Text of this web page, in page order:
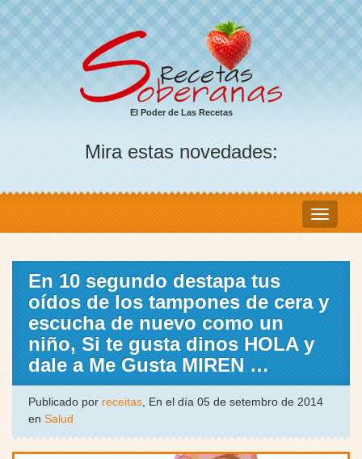
El Poder de Las Recetas
Mira estas novedades:
En 10 segundo destapa tus
oídos de los tampones de cera y
escucha de nuevo como un
niño, Si te gusta dinos HOLA y
dale a Me Gusta MIREN …
Publicado por receitas, En el día 05 de setembro de 2014
en Salud